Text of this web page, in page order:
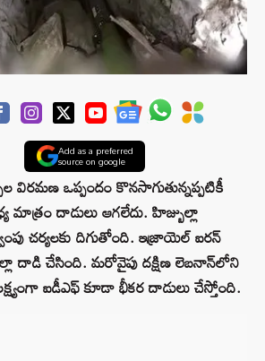
Add as a preferred
source on google
ఒప్పందం కొనసాగుతున్నప్పటికీ
దాడులు ఆగలేదు. హిజ్బుల్లా
చర్యలకు దిగుతోంది. ఇజ్రాయెల్ ఐరన్
దాడి చేసింది. మరోవైపు దక్షిణ లెబనాన్‌లోని
ఐడీఎఫ్ కూడా భీకర దాడులు చేస్తోంది.